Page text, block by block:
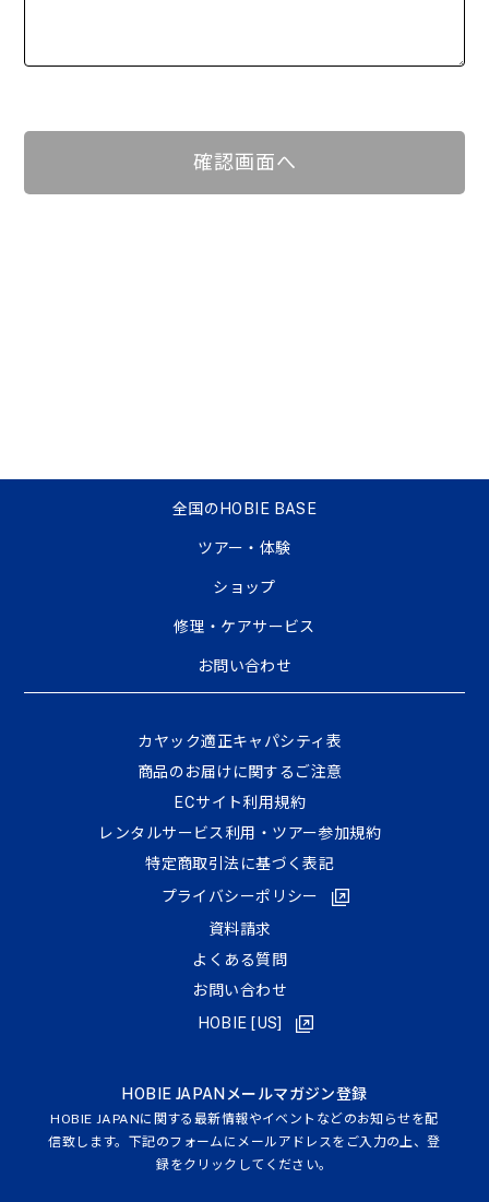
全国のHOBIE BASE
ツアー・体験
ショップ
修理・ケアサービス
お問い合わせ
HOBIE JAPANメールマガジン登録
HOBIE JAPANに関する最新情報やイベントなどのお知らせを配
信致します。下記のフォームにメールアドレスをご入力の上、登
録をクリックしてください。
カヤック適正キャパシティ表
商品のお届けに関するご注意
ECサイト利⽤規約
レンタルサービス利用・ツアー参加規約
特定商取引法に基づく表記
プライバシーポリシー
資料請求
よくある質問
お問い合わせ
HOBIE [US]